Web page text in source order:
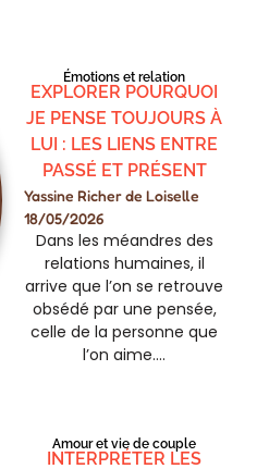
Émotions et relation
EXPLORER POURQUOI
JE PENSE TOUJOURS À
LUI : LES LIENS ENTRE
PASSÉ ET PRÉSENT
Yassine Richer de Loiselle
18/05/2026
Dans les méandres des
relations humaines, il
arrive que l’on se retrouve
obsédé par une pensée,
celle de la personne que
l’on aime….
Amour et vie de couple
INTERPRÉTER LES